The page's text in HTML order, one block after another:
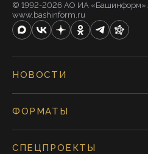
© 1992-2026 АО ИА «Башинформ».
www.bashinform.ru
НОВОСТИ
ФОРМАТЫ
СПЕЦПРОЕКТЫ